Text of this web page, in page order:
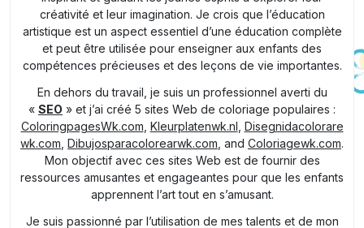
créativité et leur imagination. Je crois que l’éducation
artistique est un aspect essentiel d’une éducation complète
et peut être utilisée pour enseigner aux enfants des
compétences précieuses et des leçons de vie importantes.
En dehors du travail, je suis un professionnel averti du
« SEO » et j’ai créé 5 sites Web de coloriage populaires :
ColoringpagesWk.com Kleurplatenwk.nl Disegnidacolorare
wk.com Dibujosparacolorearwk.com , and Coloriagewk.com.
Mon objectif avec ces sites Web est de fournir des
ressources amusantes et engageantes pour que les enfants
apprennent l’art tout en s’amusant.
Je suis passionné par l’utilisation de mes talents et de mon